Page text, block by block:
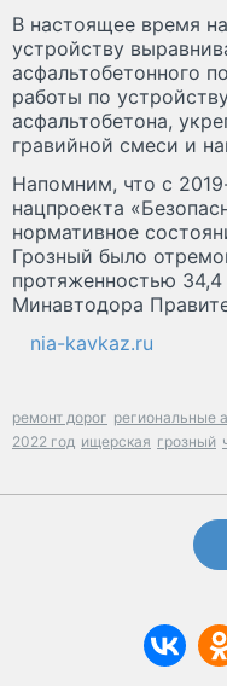
В настоящее время
устройству
асфальтобетонного
работы по
асфальтобетона,
гравийной смеси и
Напомним, что с
нацпроекта
нормативное
Грозный было
протяженностью
Минавтодора
nia-kavkaz.ru
ремонт дорог региональные
2022 год ищерская грозный